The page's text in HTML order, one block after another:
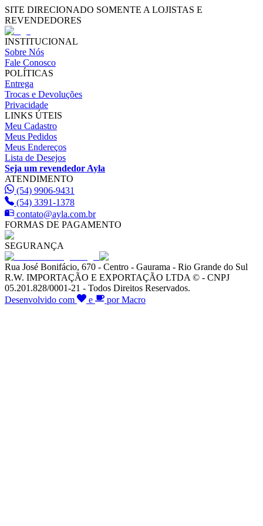
SITE DIRECIONADO SOMENTE A LOJISTAS E
REVENDEDORES
INSTITUCIONAL
Sobre Nós
Fale Conosco
POLÍTICAS
Entrega
Trocas e Devoluções
Privacidade
LINKS ÚTEIS
Meu Cadastro
Meus Pedidos
Meus Endereços
Lista de Desejos
Seja um revendedor Ayla
ATENDIMENTO
(54) 9906-9431
(54) 3391-1378
contato@ayla.com.br
FORMAS DE PAGAMENTO
SEGURANÇA
Rua José Bonifácio, 670 - Centro - Gaurama - Rio Grande do Sul
R.W. IMPORTAÇÃO E EXPORTAÇÃO LTDA © - CNPJ
05.201.828/0001-21 - Todos Direitos Reservados.
Desenvolvido com
e por Macro